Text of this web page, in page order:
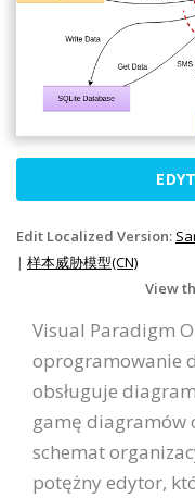
Edit Localized Version:
| 样本威胁模型(CN)
View
Visual Paradigm
oprogramowanie
obsługuje
gamę diagramów
schemat
potężny edytor,